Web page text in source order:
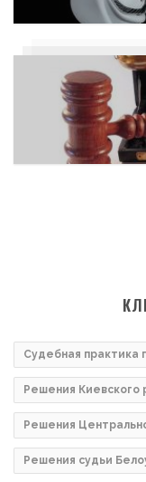
Судебная практика
Решения Киевского
Решения
Решения судьи